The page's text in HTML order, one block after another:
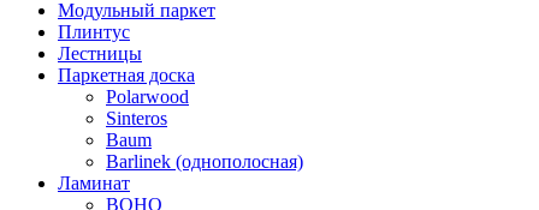
Модульный паркет
Плинтус
Лестницы
Паркетная доска
Polarwood
Sinteros
Baum
Barlinek (однополосная)
Ламинат
BOHO